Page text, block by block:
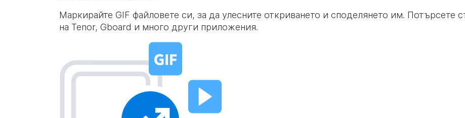
Маркирайте GIF файловете си, за да улесните откриването и споделянето им.
на Tenor, Gboard и много други приложения.